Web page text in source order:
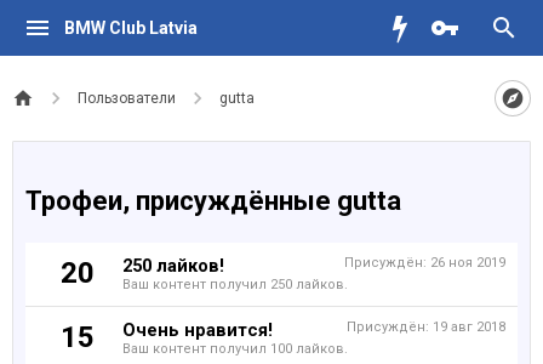
BMW Club Latvia
Пользователи gutta
Трофеи, присуждённые gutta
20 Присуждён: 26 ноя 2019
250 лайков!
Ваш контент получил 250 лайков.
15 Присуждён: 19 авг 2018
Очень нравится!
Ваш контент получил 100 лайков.